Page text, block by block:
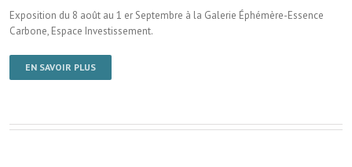
Exposition du 8 août au 1 er Septembre à la Galerie Éphémère-Essence
Carbone, Espace Investissement.
EN SAVOIR PLUS